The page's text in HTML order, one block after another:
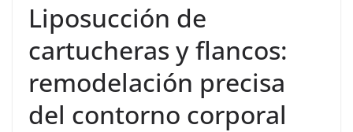
Liposucción de
cartucheras y flancos:
remodelación precisa
del contorno corporal